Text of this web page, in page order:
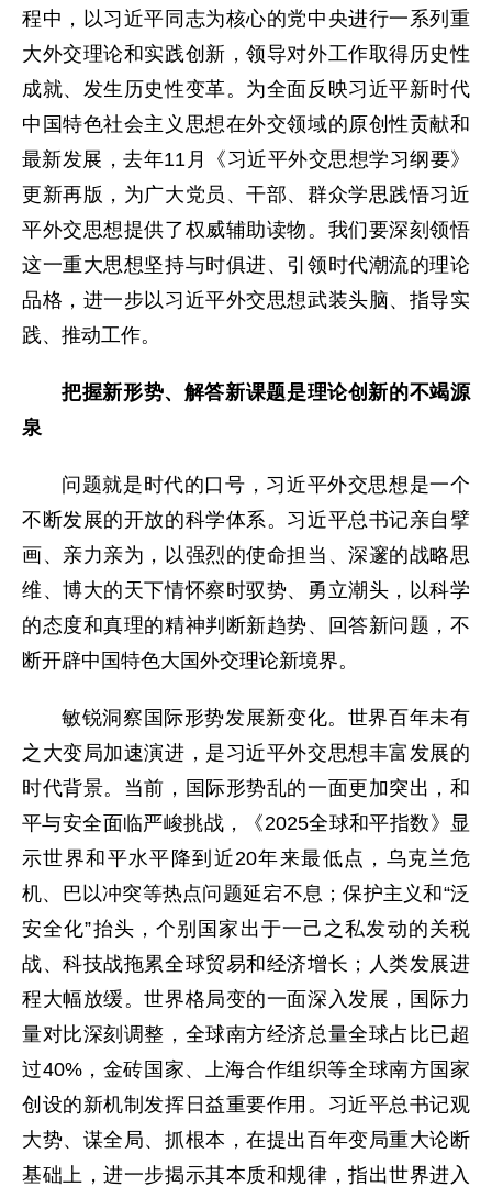
程中，以习近平同志为核心的党中央进行一系列重
大外交理论和实践创新，领导对外工作取得历史性
成就、发生历史性变革。为全面反映习近平新时代
中国特色社会主义思想在外交领域的原创性贡献和
最新发展，去年11月《习近平外交思想学习纲要》
更新再版，为广大党员、干部、群众学思践悟习近
平外交思想提供了权威辅助读物。我们要深刻领悟
这一重大思想坚持与时俱进、引领时代潮流的理论
品格，进一步以习近平外交思想武装头脑、指导实
践、推动工作。
把握新形势、解答新课题是理论创新的不竭源
泉
问题就是时代的口号，习近平外交思想是一个
不断发展的开放的科学体系。习近平总书记亲自擘
画、亲力亲为，以强烈的使命担当、深邃的战略思
维、博大的天下情怀察时驭势、勇立潮头，以科学
的态度和真理的精神判断新趋势、回答新问题，不
断开辟中国特色大国外交理论新境界。
敏锐洞察国际形势发展新变化。世界百年未有
之大变局加速演进，是习近平外交思想丰富发展的
时代背景。当前，国际形势乱的一面更加突出，和
平与安全面临严峻挑战，《2025全球和平指数》显
示世界和平水平降到近20年来最低点，乌克兰危
机、巴以冲突等热点问题延宕不息；保护主义和“泛
安全化”抬头，个别国家出于一己之私发动的关税
战、科技战拖累全球贸易和经济增长；人类发展进
程大幅放缓。世界格局变的一面深入发展，国际力
量对比深刻调整，全球南方经济总量全球占比已超
过40%，金砖国家、上海合作组织等全球南方国家
创设的新机制发挥日益重要作用。习近平总书记观
大势、谋全局、抓根本，在提出百年变局重大论断
基础上，进一步揭示其本质和规律，指出世界进入